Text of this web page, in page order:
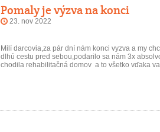
Pomaly je výzva na konci
23. nov 2022
Milí darcovia,za pár dní nám konci vyzva a my
dlhú cestu pred sebou,podarilo sa nám 3x
chodila rehabilitačná domov a to všetko vďaka